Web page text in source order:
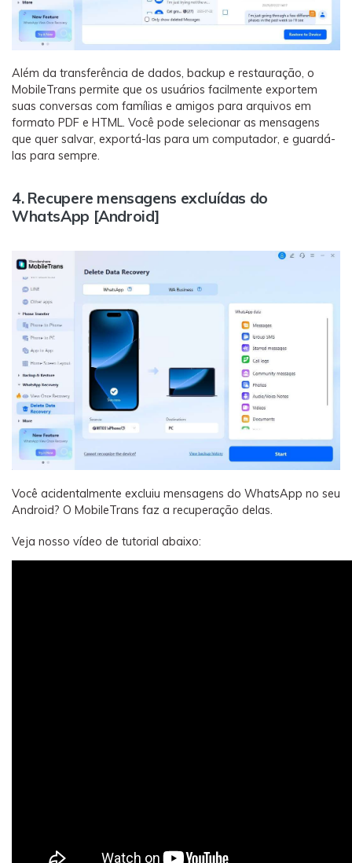
Além da transferência de dados, backup e restauração, o
MobileTrans permite que os usuários facilmente exportem
suas conversas com famílias e amigos para arquivos em
formato PDF e HTML. Você pode selecionar as mensagens
que quer salvar, exportá-las para um computador, e guardá-
las para sempre.
4. Recupere mensagens excluídas do
WhatsApp [Android]
Você acidentalmente excluiu mensagens do WhatsApp no seu
Android? O MobileTrans faz a recuperação delas.
Veja nosso vídeo de tutorial abaixo: